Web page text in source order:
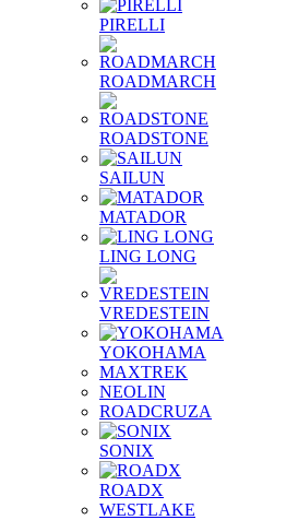
PIRELLI
ROADMARCH
ROADSTONE
SAILUN
MATADOR
LING LONG
VREDESTEIN
YOKOHAMA
MAXTREK
NEOLIN
ROADCRUZA
SONIX
ROADX
WESTLAKE